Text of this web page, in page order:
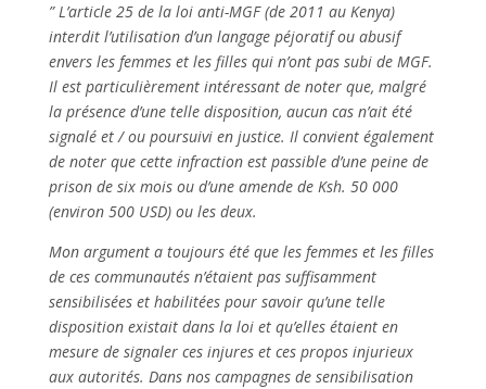
” L’article 25 de la loi anti-MGF (de 2011 au Kenya)
interdit l’utilisation d’un langage péjoratif ou abusif
envers les femmes et les filles qui n’ont pas subi de MGF.
Il est particulièrement intéressant de noter que, malgré
la présence d’une telle disposition, aucun cas n’ait été
signalé et / ou poursuivi en justice. Il convient également
de noter que cette infraction est passible d’une peine de
prison de six mois ou d’une amende de Ksh. 50 000
(environ 500 USD) ou les deux.
Mon argument a toujours été que les femmes et les filles
de ces communautés n’étaient pas suffisamment
sensibilisées et habilitées pour savoir qu’une telle
disposition existait dans la loi et qu’elles étaient en
mesure de signaler ces injures et ces propos injurieux
aux autorités. Dans nos campagnes de sensibilisation